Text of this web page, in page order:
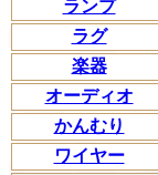
ランプ
ラグ
楽器
オーディオ
かんむり
ワイヤー